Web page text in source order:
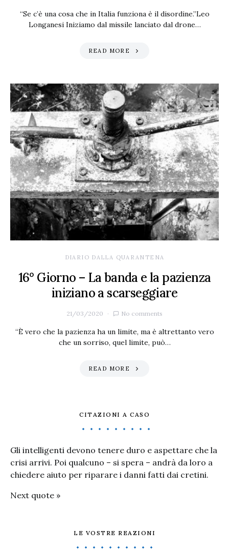
“Se c’è una cosa che in Italia funziona è il disordine.”Leo
Longanesi Iniziamo dal missile lanciato dal drone…
READ MORE
DIARIO DALLA QUARANTENA
16° Giorno – La banda e la pazienza
iniziano a scarseggiare
21/03/2020 No comments
“È vero che la pazienza ha un limite, ma è altrettanto vero
che un sorriso, quel limite, può…
READ MORE
CITAZIONI A CASO
Gli intelligenti devono tenere duro e aspettare che la
crisi arrivi. Poi qualcuno – si spera – andrà da loro a
chiedere aiuto per riparare i danni fatti dai cretini.
Next quote »
LE VOSTRE REAZIONI